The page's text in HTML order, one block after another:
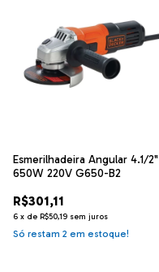
Esmerilhadeira Angular 4.1/2"
650W 220V G650-B2
R$301,11
6 x de R$50,19 sem juros
Só restam 2 em estoque!